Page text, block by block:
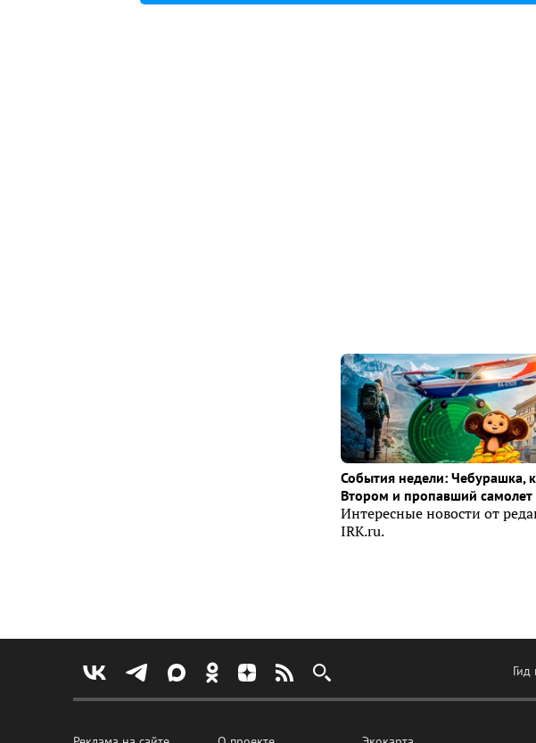
События недели: Чебурашка,
Втором и пропавший самолет
Интересные новости от
IRK.ru.
Гид